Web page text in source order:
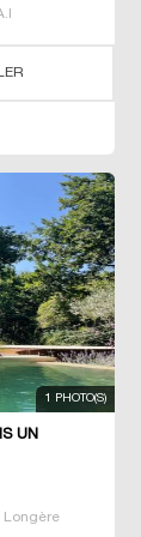
1 PHOTO(S)
UN
Longère